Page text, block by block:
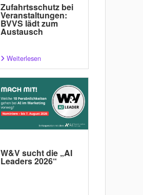
Zufahrtsschutz bei
Veranstaltungen:
BVVS lädt zum
Austausch
Weiterlesen
W&V sucht die „AI
Leaders 2026“